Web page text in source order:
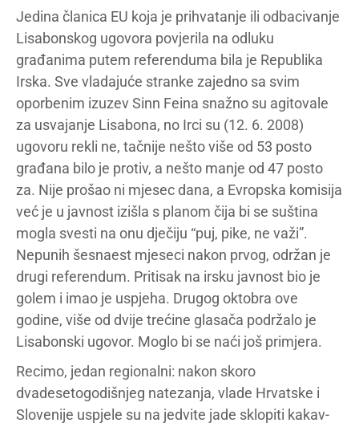
Jedina članica EU koja je prihvatanje ili odbacivanje
Lisabonskog ugovora povjerila na odluku
građanima putem referenduma bila je Republika
Irska. Sve vladajuće stranke zajedno sa svim
oporbenim izuzev Sinn Feina snažno su agitovale
za usvajanje Lisabona, no Irci su (12. 6. 2008)
ugovoru rekli ne, tačnije nešto više od 53 posto
građana bilo je protiv, a nešto manje od 47 posto
za. Nije prošao ni mjesec dana, a Evropska komisija
već je u javnost izišla s planom čija bi se suština
mogla svesti na onu dječiju “puj, pike, ne važi”.
Nepunih šesnaest mjeseci nakon prvog, održan je
drugi referendum. Pritisak na irsku javnost bio je
golem i imao je uspjeha. Drugog oktobra ove
godine, više od dvije trećine glasača podržalo je
Lisabonski ugovor. Moglo bi se naći još primjera.
Recimo, jedan regionalni: nakon skoro
dvadesetogodišnjeg natezanja, vlade Hrvatske i
Slovenije uspjele su na jedvite jade sklopiti kakav-